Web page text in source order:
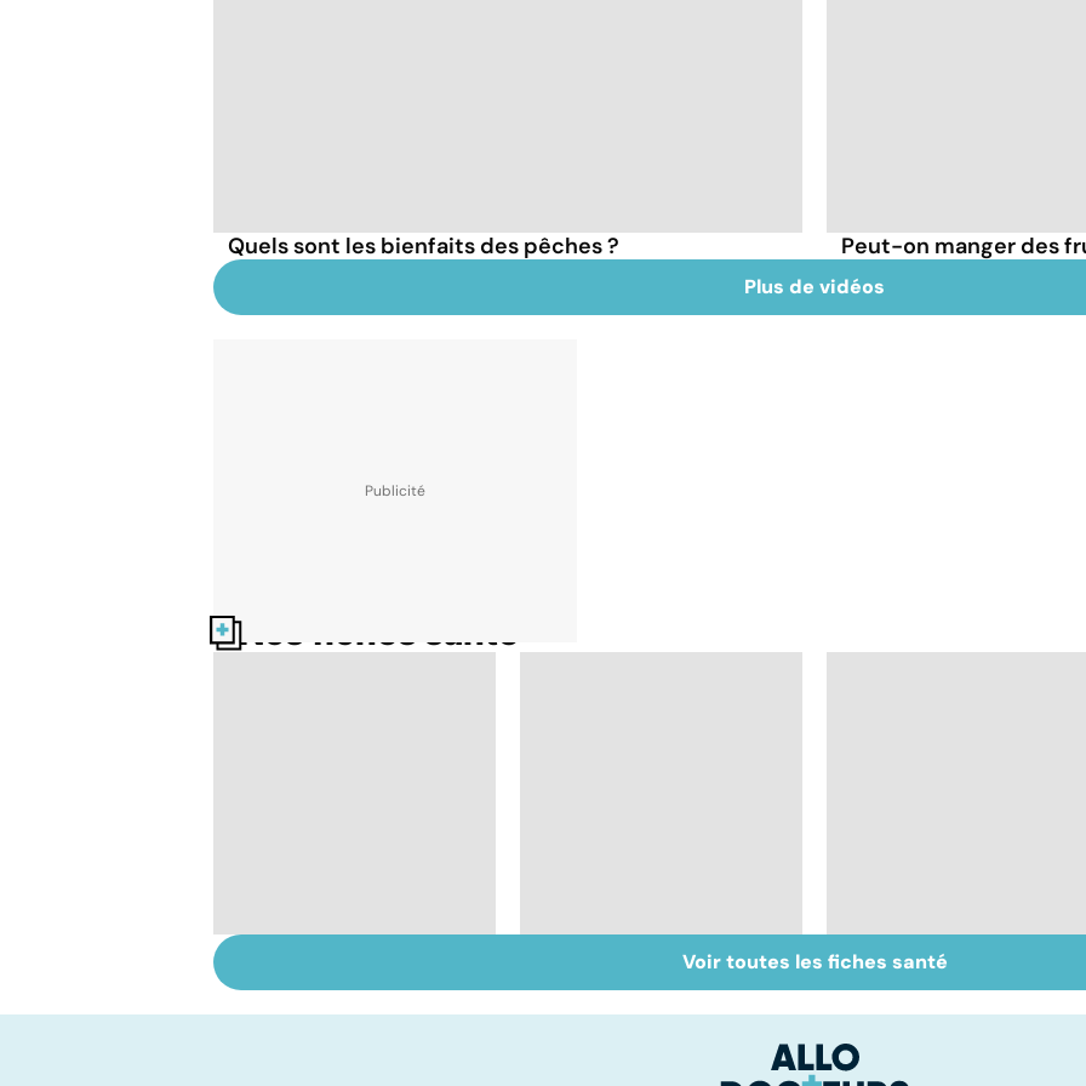
Quels sont les bienfaits des pêches ? Peut-on manger des
Plus de vidéos
Nos fiches santé
oligo-élément vital
Intestin irritable : le
régime FODMAP, une
Alimentation : le péril
jeûne ?
Voir toutes les fiches santé